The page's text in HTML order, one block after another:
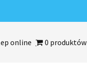
online 0 produktów